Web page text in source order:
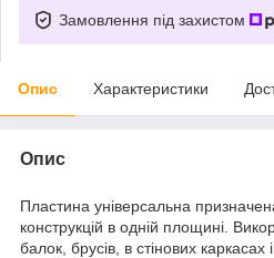
Замовлення під захистом
Опис Характеристики
Опис
Пластина універсальна
конструкцій в одній площині.
балок, брусів, в стінових каркасах